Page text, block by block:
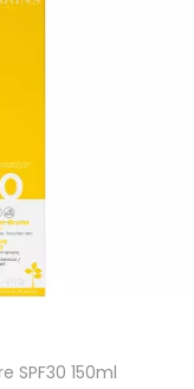
SPF30 150ml